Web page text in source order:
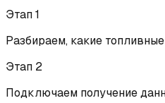
Этап1
Разбираем, какие
Этап 2
Подключаем получение